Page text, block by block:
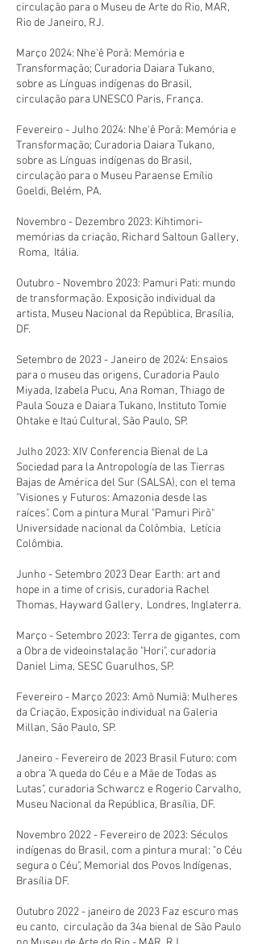
circulação para o Museu de Arte do Rio, MAR,
Rio de Janeiro, RJ.
Março 2024: Nhe'ê Porã: Memória e
Transformação; Curadoria Daiara Tukano,
sobre as Línguas indígenas do Brasil,
circulação para UNESCO Paris, França.
Fevereiro - Julho 2024: Nhe'ê Porã: Memória e
Transformação; Curadoria Daiara Tukano,
sobre as Línguas indígenas do Brasil,
circulação para o Museu Paraense Emílio
Goeldi, Belém, PA.
Novembro - Dezembro 2023: Kihtimori-
memórias da criação, Richard Saltoun Gallery,
Roma, Itália.
Outubro - Novembro 2023: Pamuri Pati: mundo
de transformação. Exposição individual da
artista, Museu Nacional da República, Brasília,
DF.
Setembro de 2023 - Janeiro de 2024: Ensaios
para o museu das origens, Curadoria Paulo
Miyada, Izabela Pucu, Ana Roman, Thiago de
Paula Souza e Daiara Tukano, Instituto Tomie
Ohtake e Itaú Cultural, São Paulo, SP.
Julho 2023: XIV Conferencia Bienal de La
Sociedad para la Antropología de las Tierras
Bajas de América del Sur (SALSA), con el tema
"Visiones y Futuros: Amazonia desde las
raíces". Com a pintura Mural "Pamuri Pirõ"
Universidade nacional da Colômbia, Letícia
Colômbia.
Junho - Setembro 2023 Dear Earth: art and
hope in a time of crisis, curadoria Rachel
Thomas, Hayward Gallery, Londres, Inglaterra.
Março - Setembro 2023: Terra de gigantes, com
a Obra de videoinstalação "Hori", curadoria
Daniel Lima, SESC Guarulhos, SP.
Fevereiro - Março 2023: Amõ Numiã: Mulheres
da Criação, Exposição individual na Galeria
Millan, São Paulo, SP.
Janeiro - Fevereiro de 2023 Brasil Futuro: com
a obra "A queda do Céu e a Mãe de Todas as
Lutas", curadoria Schwarcz e Rogerio Carvalho,
Museu Nacional da República, Brasília, DF.
Novembro 2022 - Fevereiro de 2023: Séculos
indígenas do Brasil, com a pintura mural: "o Céu
segura o Céu", Memorial dos Povos Indígenas,
Brasília DF.
Outubro 2022 - janeiro de 2023 Faz escuro mas
eu canto, circulação da 34a bienal de São Paulo